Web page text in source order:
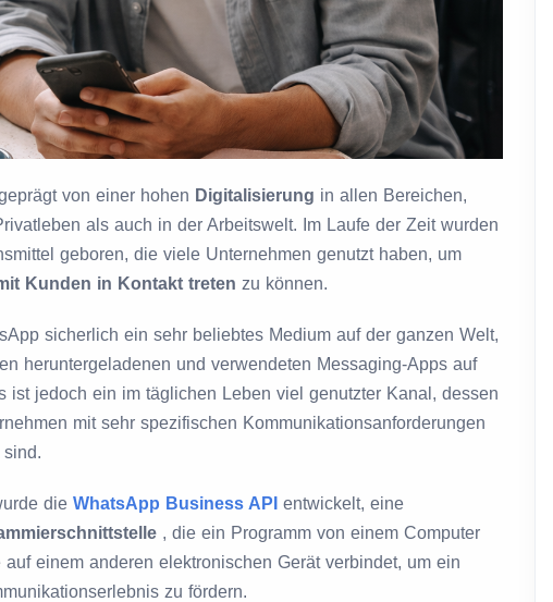
von einer hohen Digitalisierung in allen Bereichen,
als auch in der Arbeitswelt. Im Laufe der Zeit wurden
geboren, die viele Unternehmen genutzt haben, um
Kunden in Kontakt treten zu können.
sicherlich ein sehr beliebtes Medium auf der ganzen Welt,
heruntergeladenen und verwendeten Messaging-Apps auf
ist jedoch ein im täglichen Leben viel genutzter Kanal, dessen
mit sehr spezifischen Kommunikationsanforderungen
die WhatsApp Business API entwickelt, eine
, die ein Programm von einem Computer
auf einem anderen elektronischen Gerät verbindet, um ein
zu fördern.